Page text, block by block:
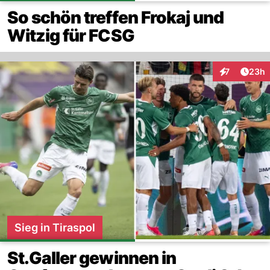
So schön treffen Frokaj und
Witzig für FCSG
7
Interaktionen
23h
Sieg in Tiraspol
St.Galler gewinnen in